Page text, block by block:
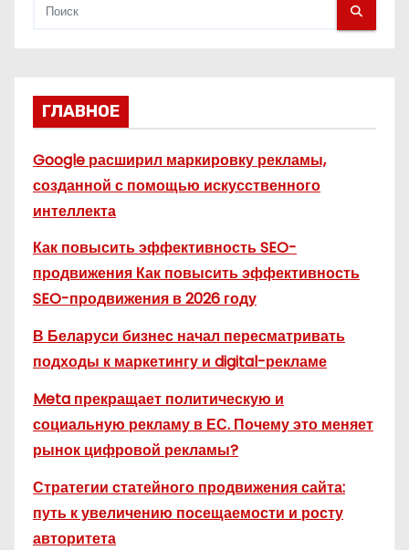
ГЛАВНОЕ
Google расширил маркировку рекламы,
созданной с помощью искусственного
интеллекта
Как повысить эффективность SEO-
продвижения Как повысить эффективность
SEO-продвижения в 2026 году
В Беларуси бизнес начал пересматривать
подходы к маркетингу и digital-рекламе
Meta прекращает политическую и
социальную рекламу в ЕС. Почему это меняет
рынок цифровой рекламы?
Стратегии статейного продвижения сайта:
путь к увеличению посещаемости и росту
авторитета